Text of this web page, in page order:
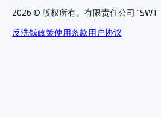
2026 © 版权所有。有限责任公司 “SWT”
反洗钱政策使用条款用户协议